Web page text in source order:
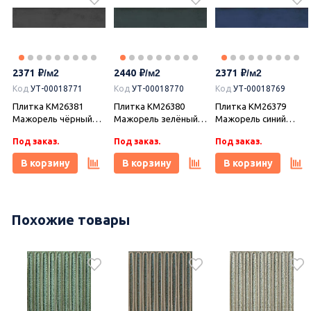
2371
Код УТ-00018771
Плитка KM26381
Мажорель чёрный
Kerama Marazzi
(Керама Марацци)
Под заказ.
В корзину
2440
Код УТ-00018770
Плитка KM26380
Мажорель зелёный
6x28,5x1, Kerama
Marazzi (Керама
Марацци)
Под заказ.
В корзину
2371
Код УТ-00018769
Плитка KM26379
Мажорель синий
6x28,5x1, Kerama
Marazzi (Керама
Марацци)
Под заказ.
В корзину
2649
Керамогранит
DD841590R Про
Догана бежевый
2726
УТ-00017374
Керамогранит
DD841190R Про
2170
Коллекция
керамогранита Про
Похожие товары